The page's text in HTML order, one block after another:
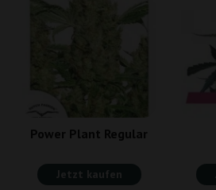
Power Plant Regular
Jetzt kaufen